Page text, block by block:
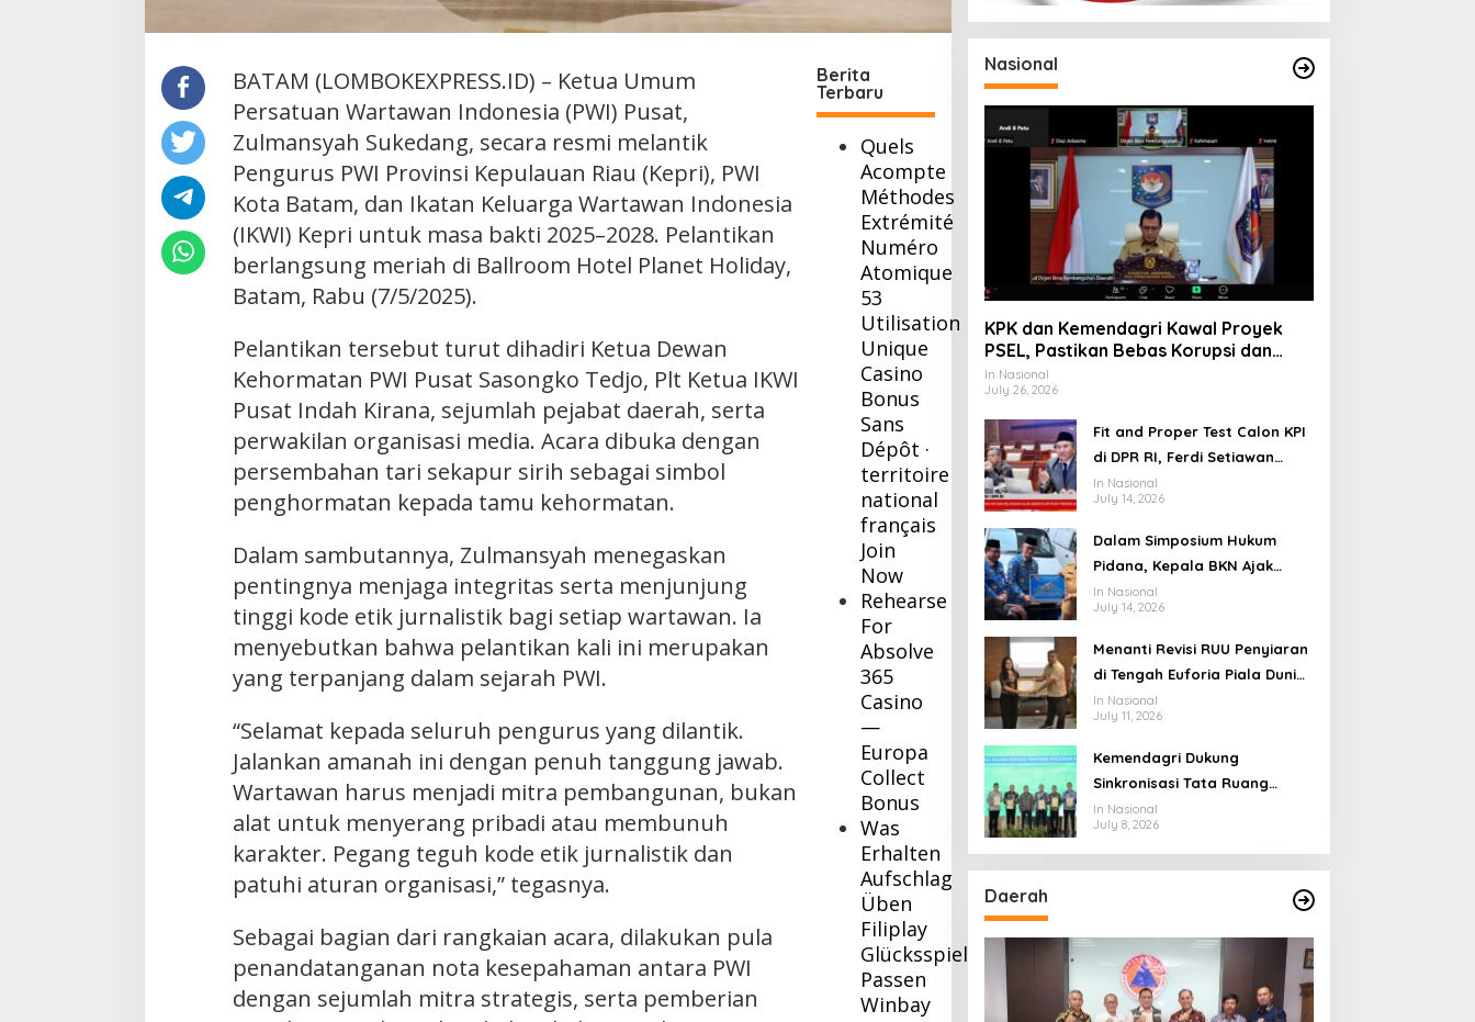
BATAM (LOMBOKEXPRESS.ID) – Ketua Umum
Persatuan Wartawan Indonesia (PWI) Pusat,
Zulmansyah Sukedang, secara resmi melantik
Pengurus PWI Provinsi Kepulauan Riau (Kepri), PWI
Kota Batam, dan Ikatan Keluarga Wartawan Indonesia
(IKWI) Kepri untuk masa bakti 2025–2028. Pelantikan
berlangsung meriah di Ballroom Hotel Planet Holiday,
Batam, Rabu (7/5/2025).
Pelantikan tersebut turut dihadiri Ketua Dewan
Kehormatan PWI Pusat Sasongko Tedjo, Plt Ketua IKWI
Pusat Indah Kirana, sejumlah pejabat daerah, serta
perwakilan organisasi media. Acara dibuka dengan
persembahan tari sekapur sirih sebagai simbol
penghormatan kepada tamu kehormatan.
Dalam sambutannya, Zulmansyah menegaskan
pentingnya menjaga integritas serta menjunjung
tinggi kode etik jurnalistik bagi setiap wartawan. Ia
menyebutkan bahwa pelantikan kali ini merupakan
yang terpanjang dalam sejarah PWI.
“Selamat kepada seluruh pengurus yang dilantik.
Jalankan amanah ini dengan penuh tanggung jawab.
Wartawan harus menjadi mitra pembangunan, bukan
alat untuk menyerang pribadi atau membunuh
karakter. Pegang teguh kode etik jurnalistik dan
patuhi aturan organisasi,” tegasnya.
Sebagai bagian dari rangkaian acara, dilakukan pula
penandatanganan nota kesepahaman antara PWI
dengan sejumlah mitra strategis, serta pemberian
Berita
Terbaru
Quels
Acompte
Méthodes
Extrémité
Numéro
Atomique
53
Utilisation
Unique
Casino
Bonus
Sans
Dépôt ·
territoire
national
français
Join
Now
Rehearse
For
Absolve
365
Casino
—
Europa
Collect
Bonus
Was
Erhalten
Aufschlag
Üben
Filiplay
Glücksspielcasino
Passen
Winbay
Nasional
KPK dan Kemendagri Kawal Proyek
PSEL, Pastikan Bebas Korupsi dan
Gunakan Teknologi Ramah
Lingkungan
In Nasional
July 26, 2026
Fit and Proper Test Calon KPI
di DPR RI, Ferdi Setiawan
Jelaskan Gagasan
Transformasi Menuju
Ekosistem Penyiaran yang
Adaptif
In Nasional
July 14, 2026
Dalam Simposium Hukum
Pidana, Kepala BKN Ajak
Akademisi Jadi Mitra
Pencegahan Tindak Pidana di
Birokrasi
In Nasional
July 14, 2026
Menanti Revisi RUU Penyiaran
di Tengah Euforia Piala Dunia
2026, Akademisi: Jangan
Terus Jadi “Messi dan
Ronaldo” Legislasi
In Nasional
July 11, 2026
Kemendagri Dukung
Sinkronisasi Tata Ruang
Perbatasan RI-Malaysia di
Segmen Sinapad-Sesai
In Nasional
July 8, 2026
Daerah